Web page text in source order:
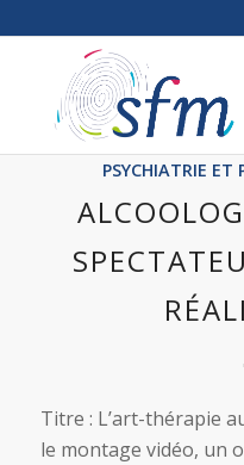
PSYCHIATRIE ET
Titre : L’art-thérapie
le montage vidéo, un